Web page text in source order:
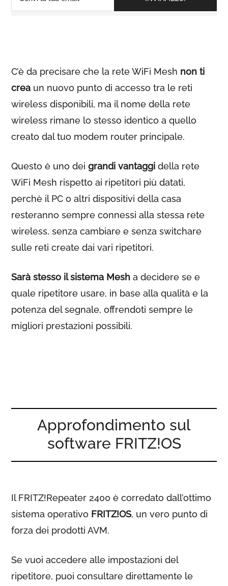
C’è da precisare che la rete WiFi Mesh non ti
crea un nuovo punto di accesso tra le reti
wireless disponibili, ma il nome della rete
wireless rimane lo stesso identico a quello
creato dal tuo modem router principale.
Questo è uno deigrandi vantaggi della rete
WiFi Mesh rispetto ai ripetitori più datati,
perchè il PC o altri dispositivi della casa
resteranno sempre connessi alla stessa rete
wireless, senza cambiare e senza switchare
sulle reti create dai vari ripetitori.
Sarà stesso il sistema Mesh a decidere se e
quale ripetitore usare, in base alla qualità e la
potenza del segnale, offrendoti sempre le
migliori prestazioni possibili.
Approfondimento sul
software FRITZ!OS
Il FRITZ!Repeater 2400 è corredato dall’ottimo
sistema operativo FRITZ!OS, un vero punto di
forza dei prodotti AVM.
Se vuoi accedere alle impostazioni del
ripetitore, puoi consultare direttamente le